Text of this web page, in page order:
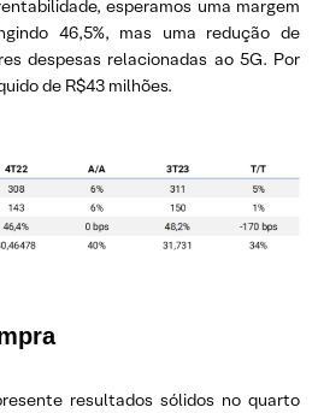
esperamos uma margem
46,5%, mas uma redução de
despesas relacionadas ao 5G. Por
de R$43 milhões.
resultados sólidos no quarto